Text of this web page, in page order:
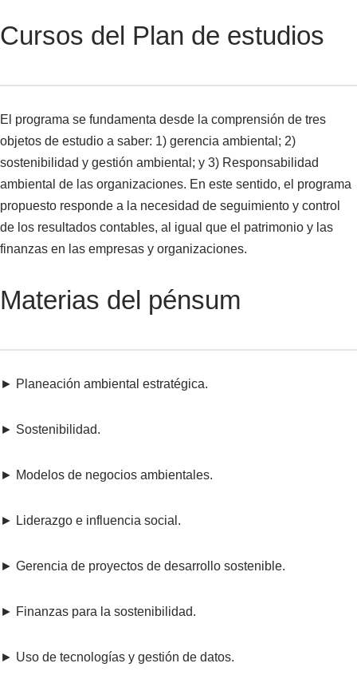
Cursos del Plan de estudios
El programa se fundamenta desde la comprensión de tres
objetos de estudio a saber: 1) gerencia ambiental; 2)
sostenibilidad y gestión ambiental; y 3) Responsabilidad
ambiental de las organizaciones. En este sentido, el programa
propuesto responde a la necesidad de seguimiento y control
de los resultados contables, al igual que el patrimonio y las
finanzas en las empresas y organizaciones.
Materias del pénsum
► Planeación ambiental estratégica.
► Sostenibilidad.
► Modelos de negocios ambientales.
► Liderazgo e influencia social.
► Gerencia de proyectos de desarrollo sostenible.
► Finanzas para la sostenibilidad.
► Uso de tecnologías y gestión de datos.